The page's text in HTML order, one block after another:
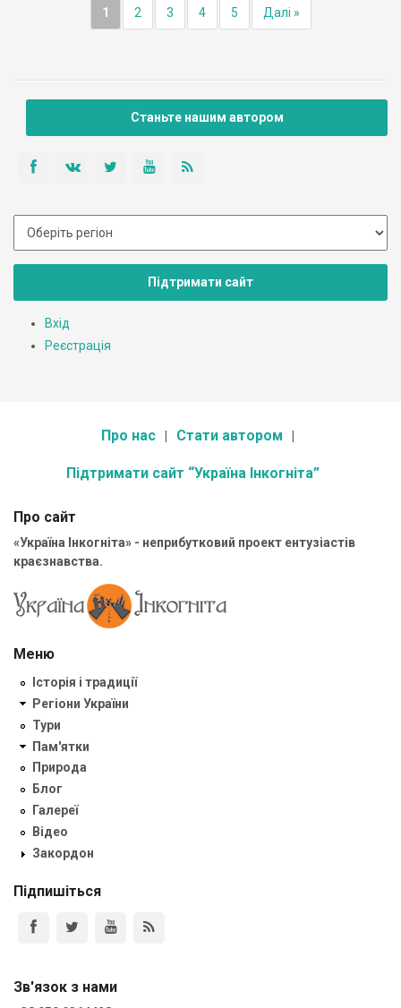
1 2 3 4 5 Далі »
Станьте нашим автором
Підтримати сайт
Вхід
Реєстрація
Про нас Стати автором
Підтримати сайт “Україна Інкогніта”
Про сайт
«Україна Інкогніта» - неприбутковий проект ентузіастів
краєзнавства.
Меню
Історія і традиції
Регіони України
Тури
Пам'ятки
Природа
Блог
Галереї
Відео
Закордон
Підпишіться
Зв'язок з нами